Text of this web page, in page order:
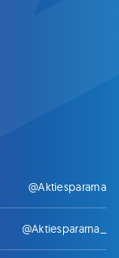
@Aktiespararna
@Aktiespararna_